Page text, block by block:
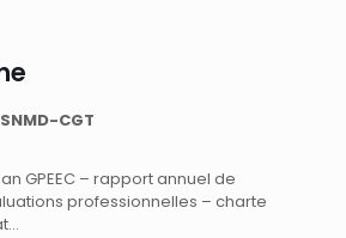
SNMD-CGT
GPEEC – rapport annuel de
professionnelles – charte